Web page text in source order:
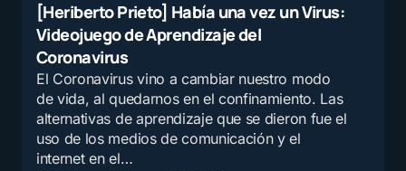
[Heriberto Prieto] Había una vez un Virus:
Videojuego de Aprendizaje del
Coronavirus
El Coronavirus vino a cambiar nuestro modo
de vida, al quedarnos en el confinamiento. Las
alternativas de aprendizaje que se dieron fue el
uso de los medios de comunicación y el
internet en el…